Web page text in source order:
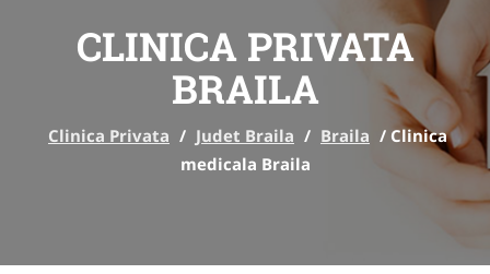
CLINICA PRIVATA
BRAILA
Clinica Privata / Judet Braila / Braila / Clinica
medicala Braila